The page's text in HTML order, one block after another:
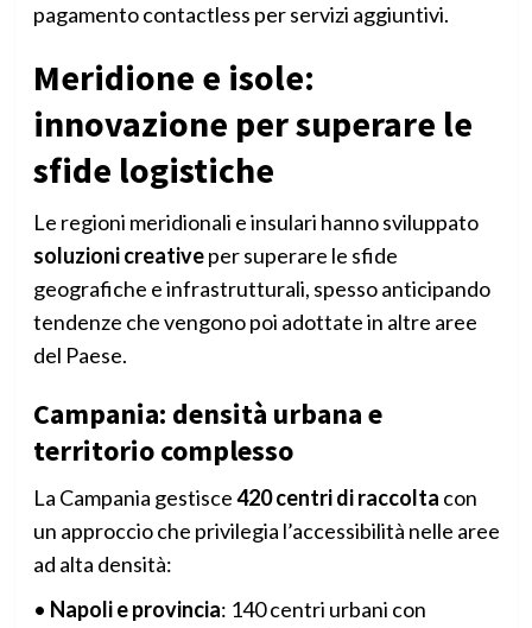
pagamento contactless per servizi aggiuntivi.
Meridione e isole:
innovazione per superare le
sfide logistiche
Le regioni meridionali e insulari hanno sviluppato
soluzioni creativeper superare le sfide
geografiche e infrastrutturali, spesso anticipando
tendenze che vengono poi adottate in altre aree
del Paese.
Campania: densità urbana e
territorio complesso
La Campania gestisce420 centri di raccolta con
un approccio che privilegia l’accessibilità nelle aree
ad alta densità:
• Napoli e provincia: 140 centri urbani con